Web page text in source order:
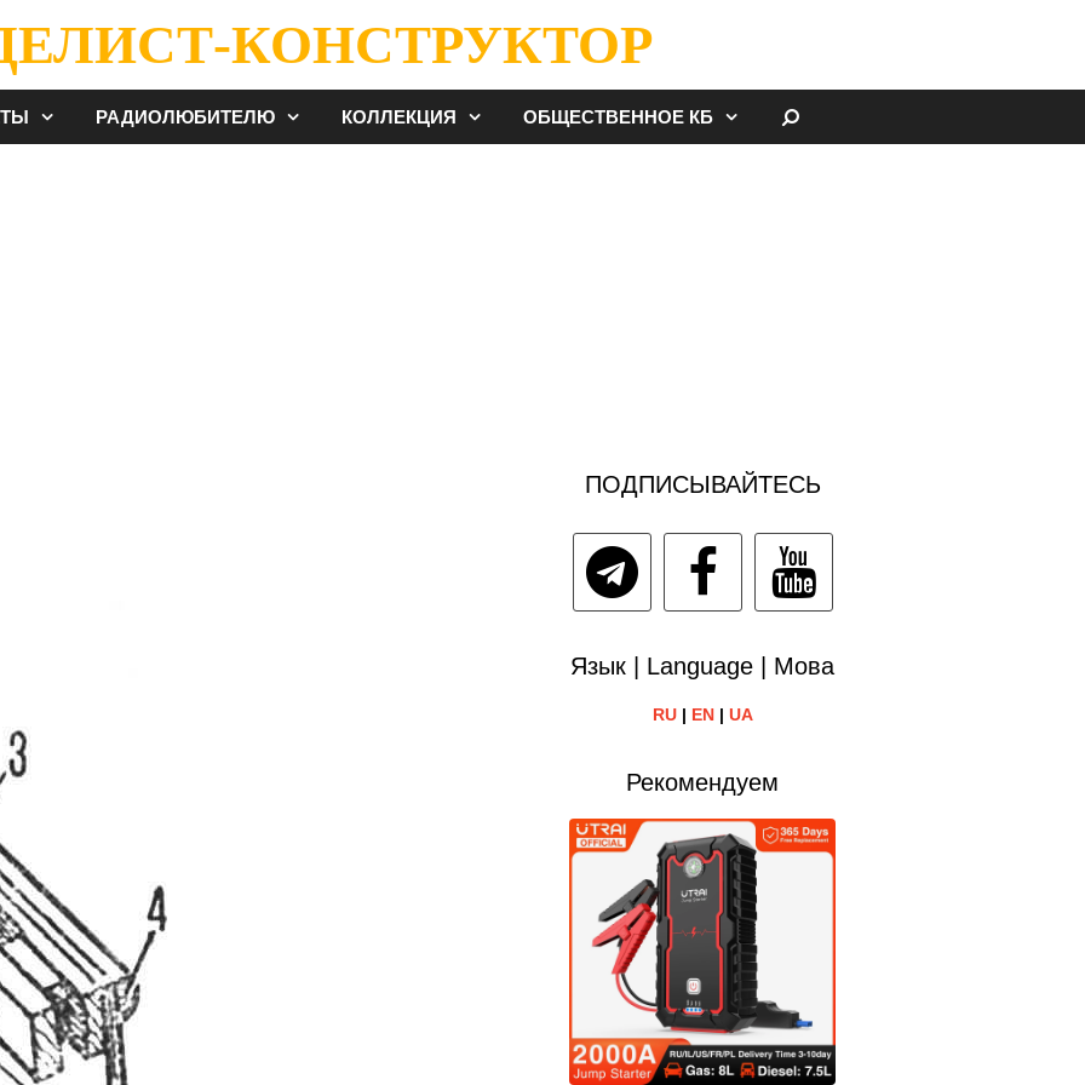
КОНСТРУКТОР
РАДИОЛЮБИТЕЛЮ КОЛЛЕКЦИЯ ОБЩЕСТВЕННОЕ КБ
ПОДПИСЫВАЙТЕСЬ
Язык | Language | Мова
RU| EN| UA
Рекомендуем